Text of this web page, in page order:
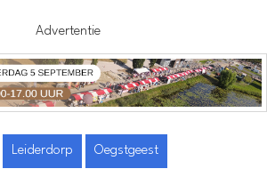
Advertentie
Leiderdorp Oegstgeest